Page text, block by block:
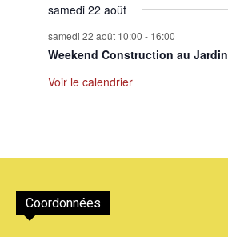
samedi 22 août
samedi 22 août 10:00 - 16:00
Weekend Construction au
Voir le calendrier
Coordonnées